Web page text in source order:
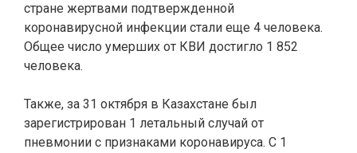
стране жертвами подтвержденной
коронавирусной инфекции стали еще 4 человека.
Общее число умерших от КВИ достигло 1 852
человека.
Также, за 31 октября в Казахстане был
зарегистрирован 1 летальный случай от
пневмонии с признаками коронавируса. С 1